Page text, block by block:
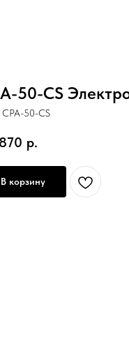
50-CS
CPA-50-CS
р.
В корзину